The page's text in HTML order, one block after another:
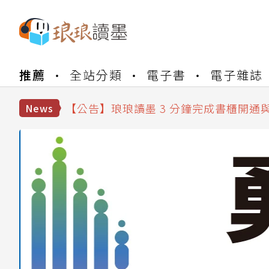
推薦 全站分類 電子書 電子雜誌
News
【公告】琅琅書店服務升級重要說明及
【公告】琅琅讀墨書櫃開通常見問題
【公告】琅琅書店服務升級重要說明及